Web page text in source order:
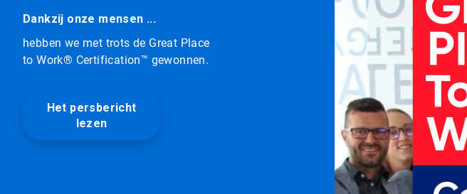
afbeeldingen
automatisch
speel-/pauzeknop
Dankzij onze mensen ...
hebben we met trots de Great Place
to Work® Certification™ gewonnen.
Het persbericht
lezen